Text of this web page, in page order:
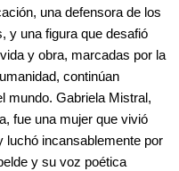
una defensora de los
y una figura que desafió
y obra, marcadas por la
continúan
mundo. Gabriela Mistral,
fue una mujer que vivió
luchó incansablemente por
y su voz poética